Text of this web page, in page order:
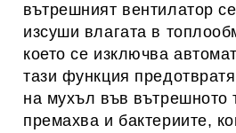
вътрешният вентилатор
изсуши влагата в
което се изключва
тази функция
на мухъл във вътрешното
премахва и бактериите,